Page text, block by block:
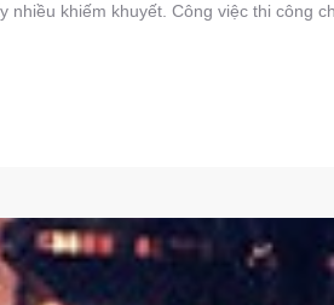
khiếm khuyết. Công việc thi công